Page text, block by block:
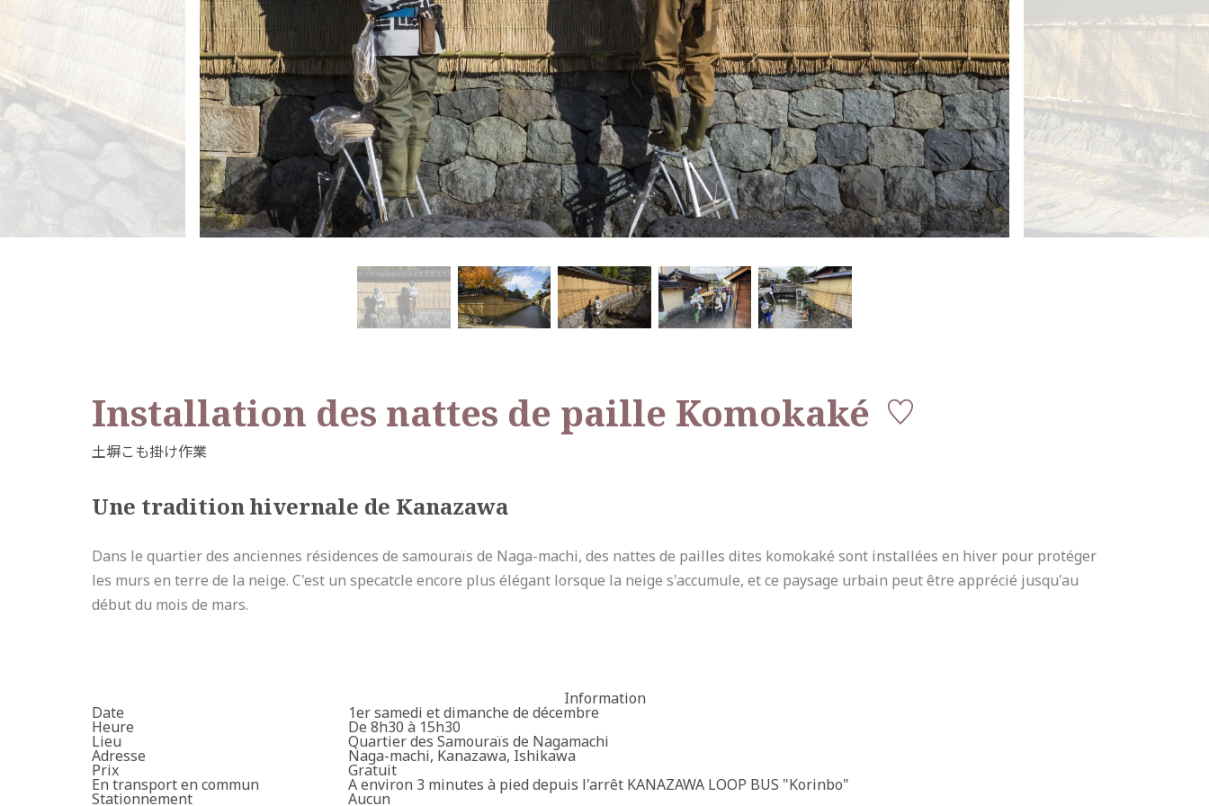
Installation des nattes de paille Komokaké
Une tradition hivernale de Kanazawa
Dans le quartier des anciennes résidences de samouraïs de Naga-machi, des nattes de pailles dites komokaké sont installées en hiver pour protéger
les murs en terre de la neige. C'est un specatcle encore plus élégant lorsque la neige s'accumule, et ce paysage urbain peut être apprécié jusqu'au
début du mois de mars.
Information
Date 1er samedi et dimanche de décembre
Heure De 8h30 à 15h30
Lieu Quartier des Samouraïs de Nagamachi
Adresse Naga-machi, Kanazawa, Ishikawa
Prix Gratuit
En transport en commun A environ 3 minutes à pied depuis l'arrêt KANAZAWA LOOP BUS "Korinbo"
Stationnement Aucun